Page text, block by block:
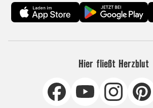
Hier fließt Herzblut